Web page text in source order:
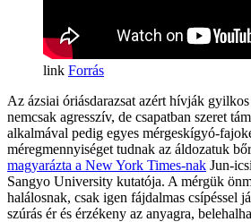
Forrás
Az ázsiai óriásdarazsat azért hívják
nemcsak agresszív, de csapatban szeret
alkalmával pedig egyes mérgeskígyó-
méregmennyiséget tudnak az áldozatuk
magyarázta a New York Times-nak Jun-
Sangyo University kutatója. A mérgük
halálosnak, csak igen fájdalmas csípéssel
szúrás ér és érzékeny az anyagra,